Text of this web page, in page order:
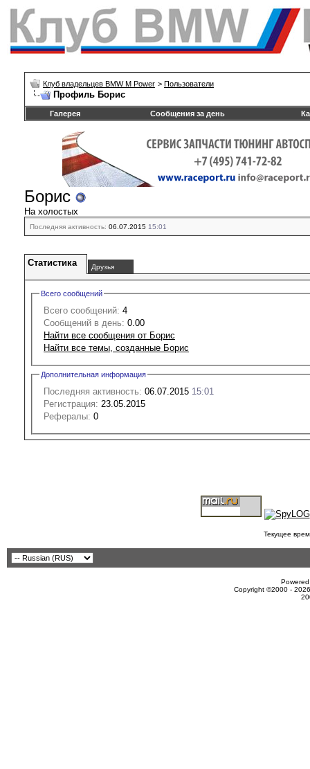
Клуб владельцев BMW M Power > Пользователи
Профиль Борис
Галерея Сообщения за день
Борис
На холостых
Последняя активность: 06.07.2015 15:01
Статистика Друзья
Всего сообщений
Всего сообщений: 4
Сообщений в день: 0.00
Найти все сообщения от Борис
Найти все темы, созданные Борис
Дополнительная информация
Последняя активность: 06.07.2015 15:01
Регистрация: 23.05.2015
Рефералы: 0
Текущее
Copyright ©2000 -